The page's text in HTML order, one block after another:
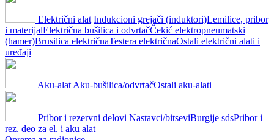
Električni alat Indukcioni grejači (induktori)Lemilice, pribor
i materijalElektrična bušilica i odvrtačČekić elektropneumatski
(hamer)Brusilica električnaTestera električnaOstali električni alati i
uređaji
Aku-alat Aku-bušilica/odvrtačOstali aku-alati
Pribor i rezervni delovi Nastavci/bitseviBurgije sdsPribor i
rez. deo za el. i aku alat